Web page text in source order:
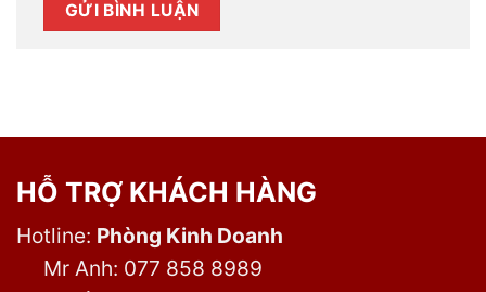
HỖ TRỢ KHÁCH HÀNG
Hotline: Phòng Kinh Doanh
Mr Anh: 077 858 8989